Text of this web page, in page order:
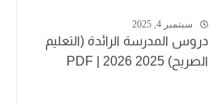
سبتمبر 4, 2025
دروس المدرسة الرائدة (التعليم
الصريح) 2025 2026 | PDF